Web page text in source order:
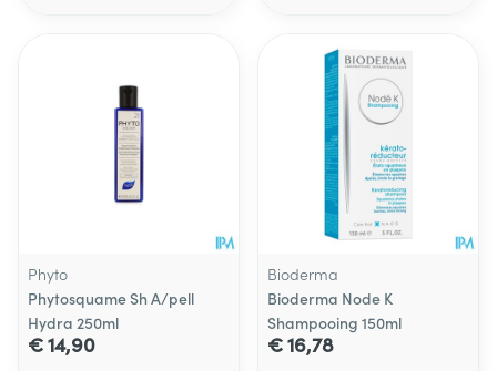
Phyto
Phytosquame Sh A/pell
Hydra 250ml
€ 14,90
Bioderma
Bioderma Node K
Shampooing 150ml
€ 16,78